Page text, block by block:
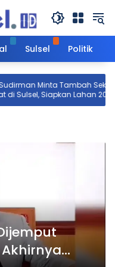
Sulsel Politik
Minta Tambah Sekolah
Siapkan Lahan 20